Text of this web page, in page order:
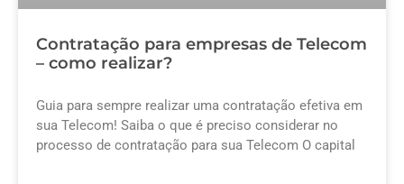
Contratação para empresas de Telecom
– como realizar?
Guia para sempre realizar uma contratação efetiva em
sua Telecom! Saiba o que é preciso considerar no
processo de contratação para sua Telecom O capital